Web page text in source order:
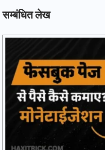
सम्बंधित लेख